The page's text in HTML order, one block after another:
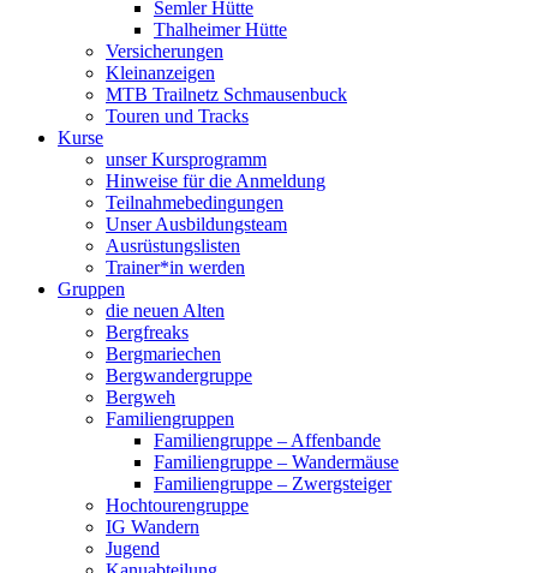
Semler Hütte
Thalheimer Hütte
Versicherungen
Kleinanzeigen
MTB Trailnetz Schmausenbuck
Touren und Tracks
Kurse
unser Kursprogramm
Hinweise für die Anmeldung
Teilnahmebedingungen
Unser Ausbildungsteam
Ausrüstungslisten
Trainer*in werden
Gruppen
die neuen Alten
Bergfreaks
Bergmariechen
Bergwandergruppe
Bergweh
Familiengruppen
Familiengruppe – Affenbande
Familiengruppe – Wandermäuse
Familiengruppe – Zwergsteiger
Hochtourengruppe
IG Wandern
Jugend